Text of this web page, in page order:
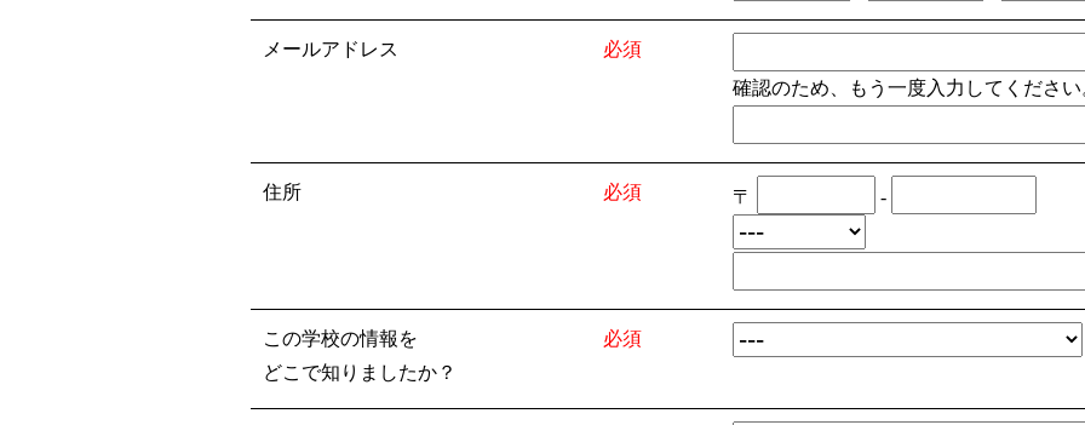
メールアドレス
必須
確認のため、もう一度入力してください
住所 必須 〒 -
この学校の情報を
どこで知りましたか？
必須